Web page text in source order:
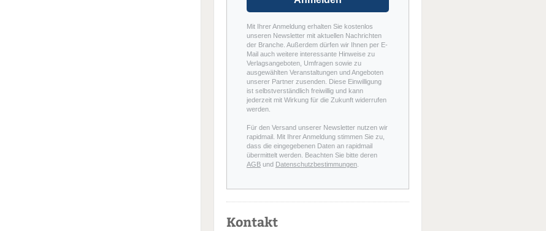
Mit Ihrer Anmeldung erhalten Sie kostenlos
unseren Newsletter mit aktuellen Nachrichten
der Branche. Außerdem dürfen wir Ihnen per E-
Mail auch weitere interessante Hinweise zu
Verlagsangeboten, Umfragen sowie zu
ausgewählten Veranstaltungen und Angeboten
unserer Partner zusenden. Diese Einwilligung
ist selbstverständlich freiwillig und kann
jederzeit mit Wirkung für die Zukunft widerrufen
werden.
Für den Versand unserer Newsletter nutzen wir
rapidmail. Mit Ihrer Anmeldung stimmen Sie zu,
dass die eingegebenen Daten an rapidmail
übermittelt werden. Beachten Sie bitte deren
AGB und Datenschutzbestimmungen
Kontakt